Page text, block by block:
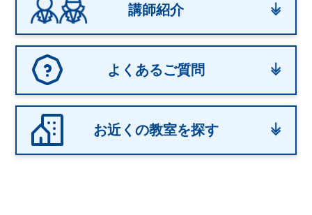
講師紹介
よくあるご質問
お近くの教室を探す